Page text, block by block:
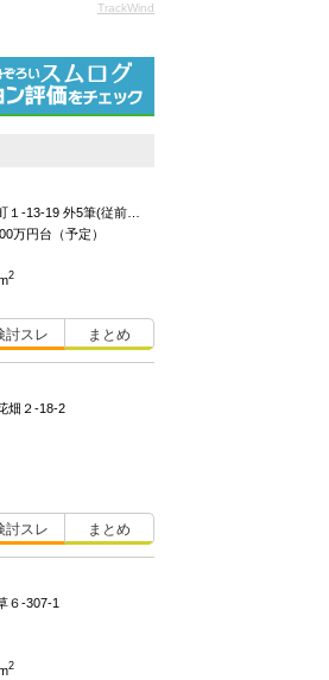
TrackWind
万円台（予定）
2
討スレ まとめ
畑２-18-2
討スレ まとめ
６-307-1
2